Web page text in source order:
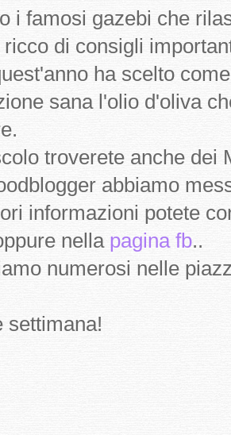
i famosi gazebi che
ricco di consigli
ha scelto
sana l'olio d'oliva
troverete anche dei
abbiamo
informazioni potete
nella pagina fb..
numerosi nelle
settimana!